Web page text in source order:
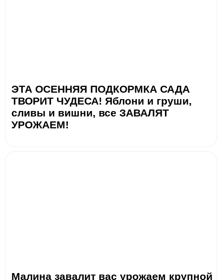
ЭТА ОСЕННЯЯ ПОДКОРМКА САДА
ТВОРИТ ЧУДЕСА! Яблони и груши,
сливы и вишни, все ЗАВАЛЯТ
УРОЖАЕМ!
Малина завалит вас урожаем крупной